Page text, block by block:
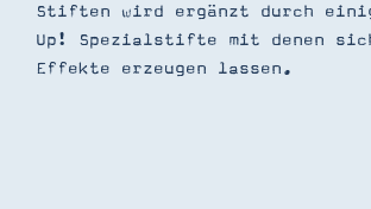
Stiften wird ergänzt durch
Up! Spezialstifte mit denen
Effekte erzeugen lassen.